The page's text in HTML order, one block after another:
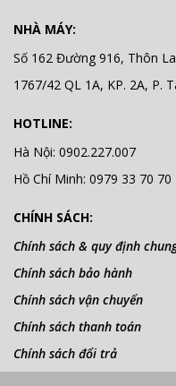
NHÀ MÁY:
Số 162 Đường 916, Thôn
1767/42 QL 1A, KP. 2A, P.
HOTLINE:
Hà Nội: 0902.227.007
Hồ Chí Minh: 0979 33 70 70
CHÍNH SÁCH:
Chính sách & quy định
Chính sách bảo hành
Chính sách vận chuyển
Chính sách thanh toán
Chính sách đổi trả